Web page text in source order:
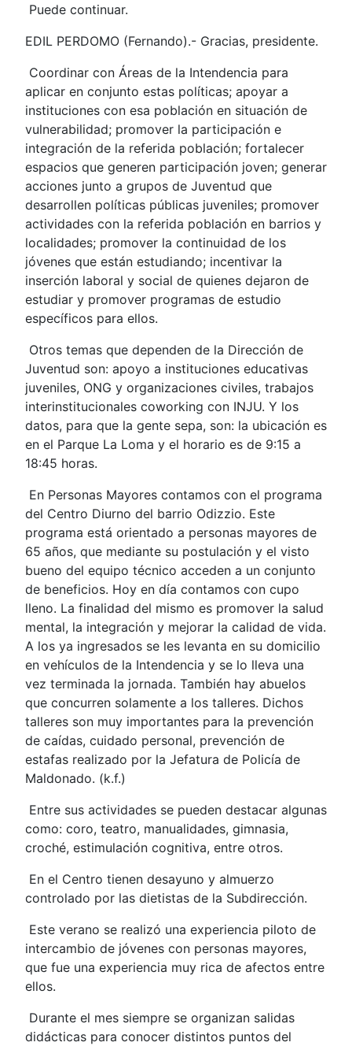
Puede continuar.
EDIL PERDOMO (Fernando).- Gracias, presidente.
Coordinar con Áreas de la Intendencia para
aplicar en conjunto estas políticas; apoyar a
instituciones con esa población en situación de
vulnerabilidad; promover la participación e
integración de la referida población; fortalecer
espacios que generen participación joven; generar
acciones junto a grupos de Juventud que
desarrollen políticas públicas juveniles; promover
actividades con la referida población en barrios y
localidades; promover la continuidad de los
jóvenes que están estudiando; incentivar la
inserción laboral y social de quienes dejaron de
estudiar y promover programas de estudio
específicos para ellos.
Otros temas que dependen de la Dirección de
Juventud son: apoyo a instituciones educativas
juveniles, ONG y organizaciones civiles, trabajos
interinstitucionales coworking con INJU. Y los
datos, para que la gente sepa, son: la ubicación es
en el Parque La Loma y el horario es de 9:15 a
18:45 horas.
En Personas Mayores contamos con el programa
del Centro Diurno del barrio Odizzio. Este
programa está orientado a personas mayores de
65 años, que mediante su postulación y el visto
bueno del equipo técnico acceden a un conjunto
de beneficios. Hoy en día contamos con cupo
lleno. La finalidad del mismo es promover la salud
mental, la integración y mejorar la calidad de vida.
A los ya ingresados se les levanta en su domicilio
en vehículos de la Intendencia y se lo lleva una
vez terminada la jornada. También hay abuelos
que concurren solamente a los talleres. Dichos
talleres son muy importantes para la prevención
de caídas, cuidado personal, prevención de
estafas realizado por la Jefatura de Policía de
Maldonado. (k.f.)
Entre sus actividades se pueden destacar algunas
como: coro, teatro, manualidades, gimnasia,
croché, estimulación cognitiva, entre otros.
En el Centro tienen desayuno y almuerzo
controlado por las dietistas de la Subdirección.
Este verano se realizó una experiencia piloto de
intercambio de jóvenes con personas mayores,
que fue una experiencia muy rica de afectos entre
ellos.
Durante el mes siempre se organizan salidas
didácticas para conocer distintos puntos del